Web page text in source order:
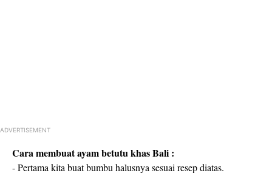
ADVERTISEMENT
Cara membuat ayam betutu khas Bali :
- Pertama kita buat bumbu halusnya sesuai resep diatas.